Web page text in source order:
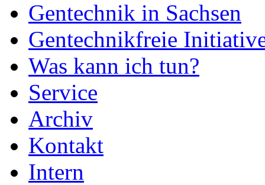
Gentechnik in Sachsen
Gentechnikfreie
Was kann ich tun?
Service
Archiv
Kontakt
Intern